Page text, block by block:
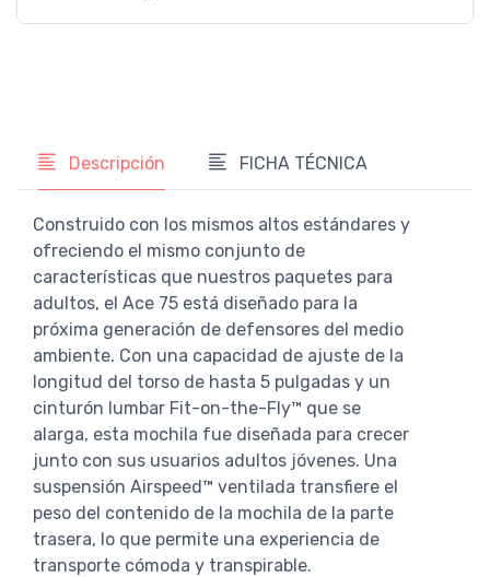
Descripción FICHA TÉCNICA
Construido con los mismos altos estándares y
ofreciendo el mismo conjunto de
características que nuestros paquetes para
adultos, el Ace 75 está diseñado para la
próxima generación de defensores del medio
ambiente. Con una capacidad de ajuste de la
longitud del torso de hasta 5 pulgadas y un
cinturón lumbar Fit-on-the-Fly™ que se
alarga, esta mochila fue diseñada para crecer
junto con sus usuarios adultos jóvenes. Una
suspensión Airspeed™ ventilada transfiere el
peso del contenido de la mochila de la parte
trasera, lo que permite una experiencia de
transporte cómoda y transpirable.